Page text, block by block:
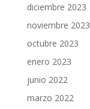
diciembre 2023
noviembre 2023
octubre 2023
enero 2023
junio 2022
marzo 2022